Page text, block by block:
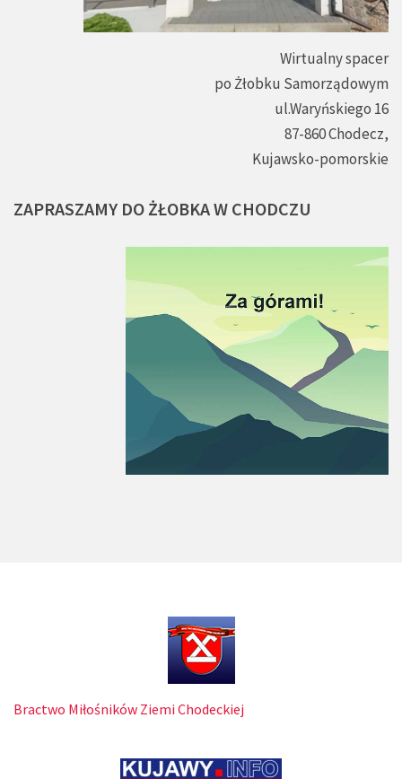
Wirtualny spacer
po Żłobku Samorządowym
ul.Waryńskiego 16
87-860 Chodecz,
Kujawsko-pomorskie
ZAPRASZAMY DO ŻŁOBKAW CHODCZU
Bractwo Miłośników Ziemi Chodeckiej